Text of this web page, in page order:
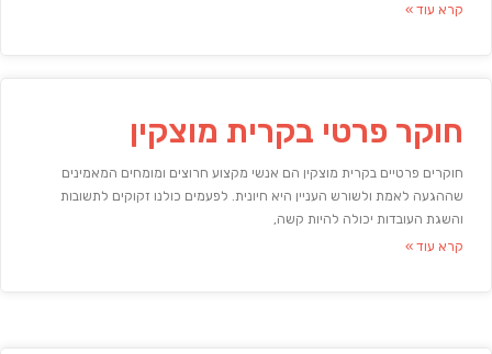
קרא עוד »
חוקר פרטי בקרית מוצקין
חוקרים פרטיים בקרית מוצקין הם אנשי מקצוע חרוצים ומומחים המאמינים
שההגעה לאמת ולשורש העניין היא חיונית. לפעמים כולנו זקוקים לתשובות
והשגת העובדות יכולה להיות קשה,
קרא עוד »